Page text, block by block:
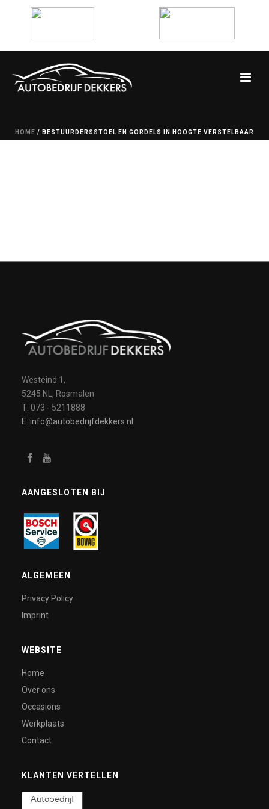
HOME / BESTUURDERSSTOEL EN GORDELS IN HOOGTE VERSTELBAAR
Westeind 1,
5245 NL, Rosmalen
T: 073 - 5211888
E: info@autobedrijfdekkers.nl
AANGESLOTEN BIJ
ALGEMEEN
Privacy Policy
Imprint
WEBSITE
Home
Over ons
Occasions
Werkplaats
Contact
KLANTEN VERTELLEN
Autobedrijf